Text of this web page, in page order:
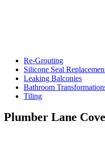
Re-Grouting
Silicone Seal
Leaking Balconies
Bathroom
Tiling
Plumber Lane